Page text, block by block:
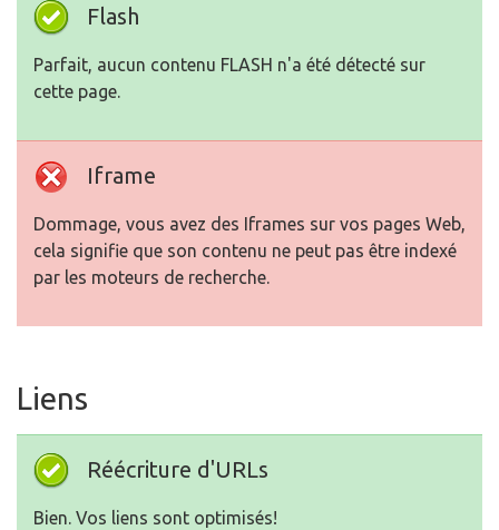
Flash
Parfait, aucun contenu FLASH n'a été détecté sur
cette page.
Iframe
Dommage, vous avez des Iframes sur vos pages Web,
cela signifie que son contenu ne peut pas être indexé
par les moteurs de recherche.
Liens
Réécriture d'URLs
Bien. Vos liens sont optimisés!